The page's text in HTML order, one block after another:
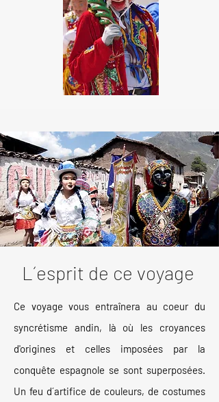
L´esprit de ce voyage
Ce voyage vous entraînera au coeur du
syncrétisme andin, là où les croyances
d'origines et celles imposées par la
conquête espagnole se sont superposées.
Un feu d´artifice de couleurs, de costumes